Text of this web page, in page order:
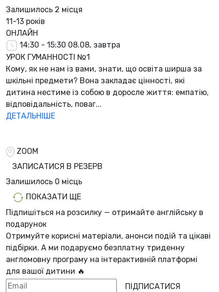
Залишилось 2 місця
11-13 років
ОНЛАЙН
14:30 - 15:30 08.08, завтра
УРОК ГУМАННОСТІ №1
Кому, як не нам із вами, знати, що освіта ширша за
шкільні предмети? Вона закладає цінності, які
дитина нестиме із собою в доросле життя: емпатію,
відповідальність, поваг...
ДЕТАЛЬНІШЕ
ZOOM
ЗАПИСАТИСЯ В РЕЗЕРВ
Залишилось 0 місць
ПОКАЗАТИ ЩЕ
Підпишіться на розсилку — отримайте англійську в
подарунок
Отримуйте корисні матеріали, анонси подій та цікаві
підбірки. А ми подаруємо безплатну триденну
англомовну програму на інтерактивній платформі
для вашої дитини 🔥
ПІДПИСАТИСЯ